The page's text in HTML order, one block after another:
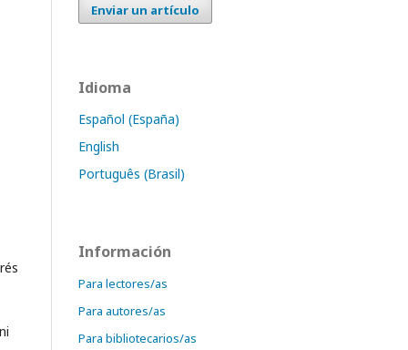
Enviar un artículo
Idioma
Español (España)
English
Português (Brasil)
Información
Para lectores/as
Para autores/as
Para bibliotecarios/as